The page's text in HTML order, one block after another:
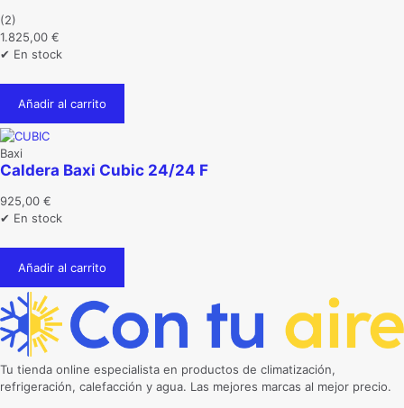
(2)
1.825,00 €
✔ En stock
Añadir al carrito
Baxi
Caldera Baxi Cubic 24/24 F
925,00 €
✔ En stock
Añadir al carrito
Tu tienda online especialista en productos de climatización,
refrigeración, calefacción y agua. Las mejores marcas al mejor precio.